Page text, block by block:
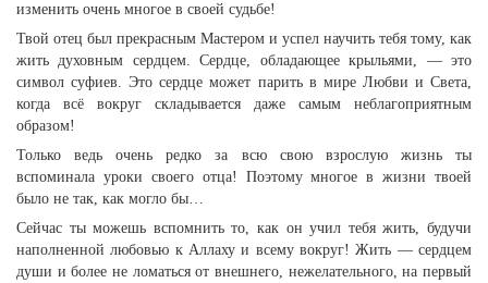
изменить очень многое в своей судьбе!
Твой отец был прекрасным Мастером и успел научить тебя тому, как
жить духовным сердцем. Сердце, обладающее крыльями, — это
символ суфиев. Это сердце может парить в мире Любви и Света,
когда всё вокруг складывается даже самым неблагоприятным
образом!
Только ведь очень редко за всю свою взрослую жизнь ты
вспоминала уроки своего отца! Поэтому многое в жизни твоей
было не так, как могло бы…
Сейчас ты можешь вспомнить то, как он учил тебя жить, будучи
наполненной любовью к Аллаху и всему вокруг! Жить — сердцем
души и более не ломаться от внешнего, нежелательного, на первый